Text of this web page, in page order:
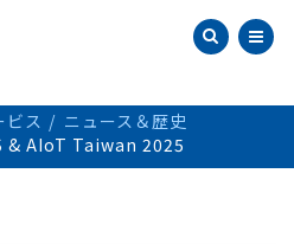
ビス
ニュース＆歴史
& AIoT Taiwan 2025